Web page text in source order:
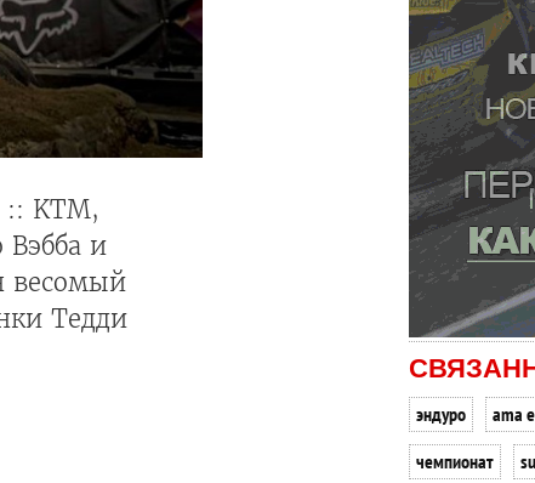
:: KTM,
Вэбба и
весомый
Тедди
эндуро
ama
чемпионат